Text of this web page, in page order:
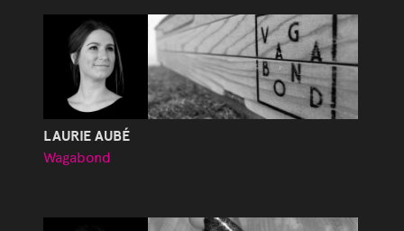
LAURIE AUBÉ
Wagabond